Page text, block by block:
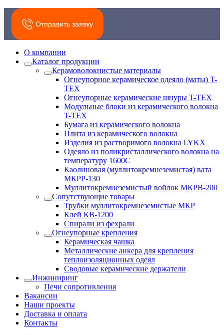
Отправить заявку
О компании
Каталог продукции
Керамоволокнистые материалы
Огнеупорное керамическое одеяло (маты) T-
TEX
Огнеупорные керамические шнуры T-TEX
Модульные блоки из керамического волокна
T-TEX
Бумага из керамического волокна
Плита из керамического волокна
Изделия из растворимого волокна LYKX
Одеяло из поликристаллического волокна на
температуру 1600С
Каолиновая (муллитокремнеземистая) вата
МКРР-130
Муллитокремнеземистый войлок МКРВ-200
Сопутствующие товары
Трубки муллитокремнеземистые МКР
Клей КВ-1200
Спирали из фехрали
Огнеупорные крепления
Керамическая чашка
Металлические анкера для крепления
теплоизоляционных одеял
Сводовые керамические держатели
Инжиниринг
Печи сопротивления
Вакансии
Наши проекты
Доставка и оплата
Контакты